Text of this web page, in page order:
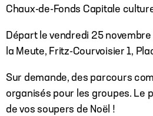
Chaux-de-Fonds Capitale
Départ le vendredi 25 novembre
la Meute, Fritz-Courvoisier 1,
Sur demande, des parcours
organisés pour les groupes. Le
de vos soupers de Noël !